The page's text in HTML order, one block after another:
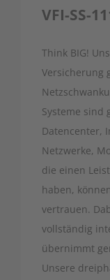
VFI-SS-
Think BIG!
Versicherung
Systeme sind
Datencenter,
Netzwerke,
die einen
haben,
vertrauen.
vollständig
übernimmt
Unsere